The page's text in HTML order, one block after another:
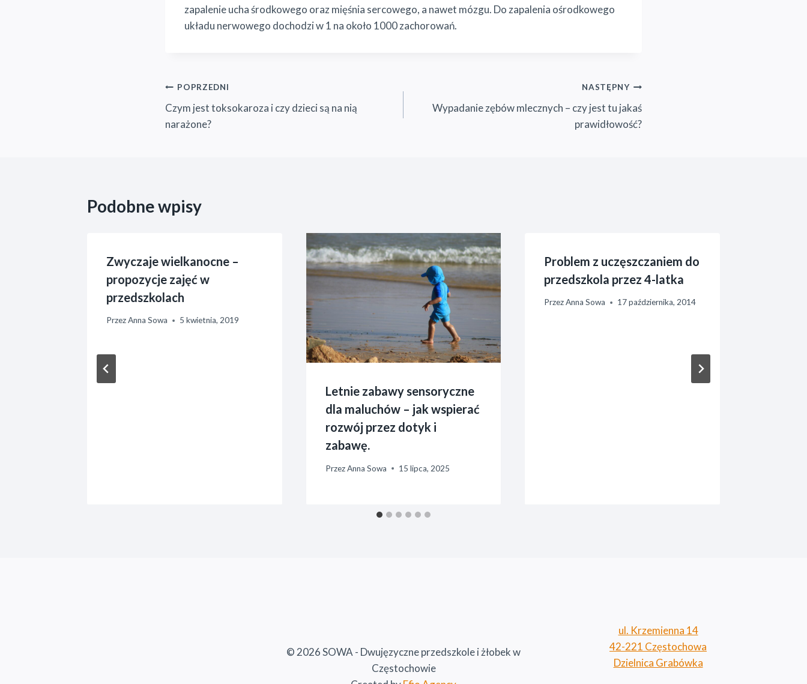
zapalenie ucha środkowego oraz mięśnia sercowego, a nawet mózgu. Do zapalenia ośrodkowego
układu nerwowego dochodzi w 1 na około 1000 zachorowań.
Nawigacja
wpisu
POPRZEDNI
Czym jest toksokaroza i czy dzieci są na nią
narażone?
NASTĘPNY
Wypadanie zębów mlecznych – czy jest tu jakaś
prawidłowość?
Podobne wpisy
Zwyczaje wielkanocne –
propozycje zajęć w
przedszkolach
PrzezAnna Sowa 5 kwietnia, 2019
Letnie zabawy sensoryczne
dla maluchów – jak wspierać
rozwój przez dotyk i
zabawę.
Przez Anna Sowa 15 lipca, 2025
Problem z uczęszczaniem do
przedszkola przez 4-latka
Przez Anna Sowa 17 października, 2014
© 2026 SOWA - Dwujęzyczne przedszkole i żłobek w
Częstochowie
ul. Krzemienna 14
42-221 Częstochowa
Dzielnica Grabówka